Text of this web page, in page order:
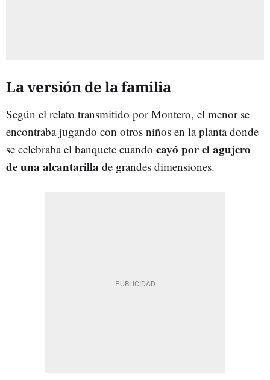
La versión de la familia
Según el relato transmitido por Montero, el menor se
encontraba jugando con otros niños en la planta donde
se celebraba el banquete cuando cayó por el agujero
de una alcantarilla de grandes dimensiones.